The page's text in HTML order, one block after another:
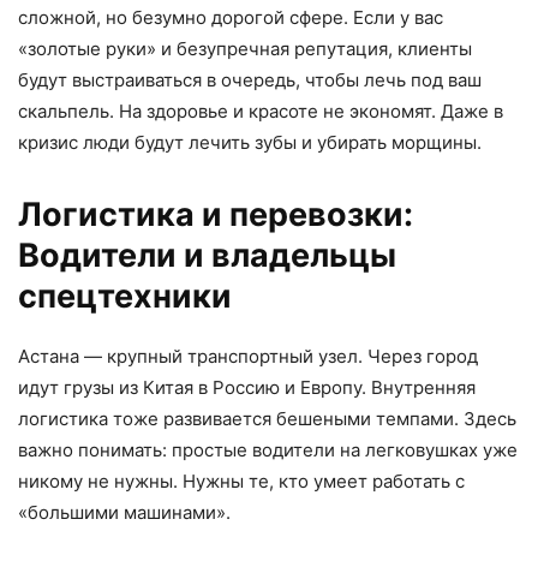
сложной, но безумно дорогой сфере. Если у вас
«золотые руки» и безупречная репутация, клиенты
будут выстраиваться в очередь, чтобы лечь под ваш
скальпель. На здоровье и красоте не экономят. Даже в
кризис люди будут лечить зубы и убирать морщины.
Логистика и перевозки:
Водители и владельцы
спецтехники
Астана — крупный транспортный узел. Через город
идут грузы из Китая в Россию и Европу. Внутренняя
логистика тоже развивается бешеными темпами. Здесь
важно понимать: простые водители на легковушках уже
никому не нужны. Нужны те, кто умеет работать с
«большими машинами».